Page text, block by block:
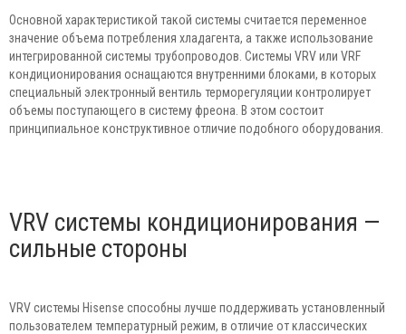
Основной характеристикой такой системы считается переменное
значение объема потребления хладагента, а также использование
интегрированной системы трубопроводов. Системы VRV или VRF
кондиционирования оснащаются внутренними блоками, в которых
специальный электронный вентиль терморегуляции контролирует
объемы поступающего в систему фреона. В этом состоит
принципиальное конструктивное отличие подобного оборудования.
VRV системы кондиционирования —
сильные стороны
VRV системы Hisense способны лучше поддерживать установленный
пользователем температурный режим, в отличие от классических